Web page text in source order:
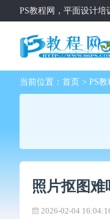
PS教程网，平面设计培
当前位置： 首页 > PS教
照片抠图难
2026-02-04